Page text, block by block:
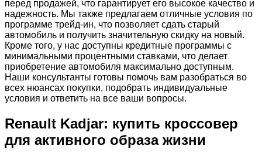
перед продажей, что гарантирует его высокое качество и
надежность. Мы также предлагаем отличные условия по
программе трейд-ин, что позволяет сдать старый
автомобиль и получить значительную скидку на новый.
Кроме того, у нас доступны кредитные программы с
минимальными процентными ставками, что делает
приобретение автомобиля максимально доступным.
Наши консультанты готовы помочь вам разобраться во
всех нюансах покупки, подобрать индивидуальные
условия и ответить на все ваши вопросы.
Renault Kadjar: купить кроссовер
для активного образа жизни